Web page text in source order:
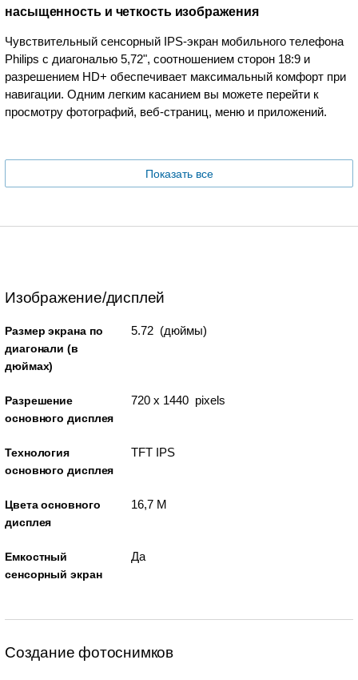
насыщенность и четкость изображения
Чувствительный сенсорный IPS-экран мобильного телефона
Philips с диагональю 5,72", соотношением сторон 18:9 и
разрешением HD+ обеспечивает максимальный комфорт при
навигации. Одним легким касанием вы можете перейти к
просмотру фотографий, веб-страниц, меню и приложений.
Показать все
Изображение/дисплей
Размер экрана по
диагонали (в
дюймах)
5.72 (дюймы)
Разрешение
основного дисплея
720 x 1440 pixels
Технология
основного дисплея
TFT IPS
Цвета основного
дисплея
16,7 M
Емкостный
сенсорный экран
Да
Создание фотоснимков